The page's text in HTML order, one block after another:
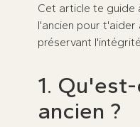
Cet article te guide
l'ancien pour
préservant
1.
ancien ?